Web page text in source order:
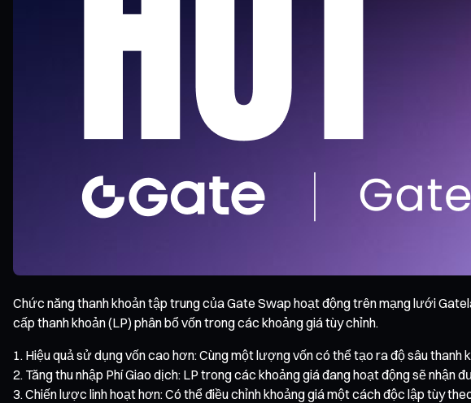
Chức năng thanh khoản tập trung của Gate Swap hoạt động trên mạng lưới
cấp thanh khoản (LP) phân bổ vốn trong các khoảng giá tùy chỉnh.
Hiệu quả sử dụng vốn cao hơn: Cùng một lượng vốn có thể tạo ra độ sâu thanh
Tăng thu nhập Phí Giao dịch: LP trong các khoảng giá đang hoạt động sẽ nhận
Chiến lược linh hoạt hơn: Có thể điều chỉnh khoảng giá một cách độc lập tùy